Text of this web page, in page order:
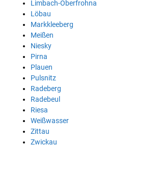
Limbach-Oberfrohna
Löbau
Markkleeberg
Meißen
Niesky
Pirna
Plauen
Pulsnitz
Radeberg
Radebeul
Riesa
Weißwasser
Zittau
Zwickau